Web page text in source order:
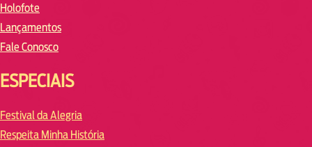
Holofote
Lançamentos
Fale Conosco
ESPECIAIS
Festival da Alegria
Respeita Minha História